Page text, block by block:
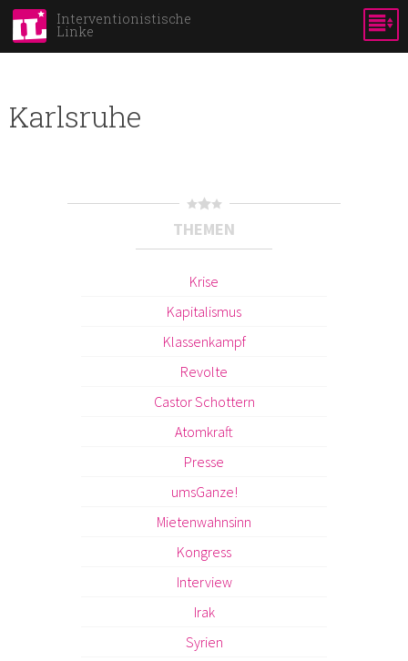
Skip to
content
Interventionistische
Linke
Karlsruhe
THEMEN
Krise
Kapitalismus
Klassenkampf
Revolte
Castor Schottern
Atomkraft
Presse
umsGanze!
Mietenwahnsinn
Kongress
Interview
Irak
Syrien